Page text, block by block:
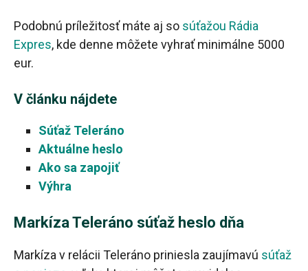
Podobnú príležitosť máte aj so súťažou Rádia
Expres, kde denne môžete vyhrať minimálne 5000
eur.
V článku nájdete
Súťaž Teleráno
Aktuálne heslo
Ako sa zapojiť
Výhra
Markíza Teleráno súťaž heslo dňa
Markíza v relácii Teleráno priniesla zaujímavú súťaž